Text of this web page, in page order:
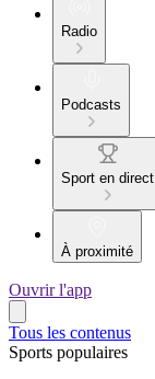
Radio
Podcasts
Sport en direct
À proximité
Ouvrir l'app
Tous les contenus
Sports populaires